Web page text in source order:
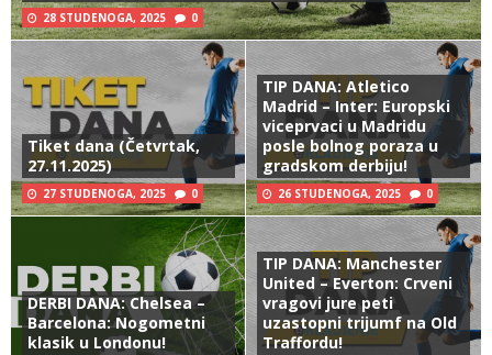
28 STUDENOGA, 2025 0
Tiket dana (Četvrtak,
27.11.2025)
27 STUDENOGA, 2025 0
TIP DANA: Atletico
Madrid – Inter: Europski
viceprvaci u Madridu
posle bolnog poraza u
gradskom derbiju!
26 STUDENOGA, 2025 0
DERBI DANA: Chelsea –
Barcelona: Nogometni
klasik u Londonu!
TIP DANA: Manchester
United – Everton: Crveni
vragovi jure peti
uzastopni trijumf na Old
Traffordu!